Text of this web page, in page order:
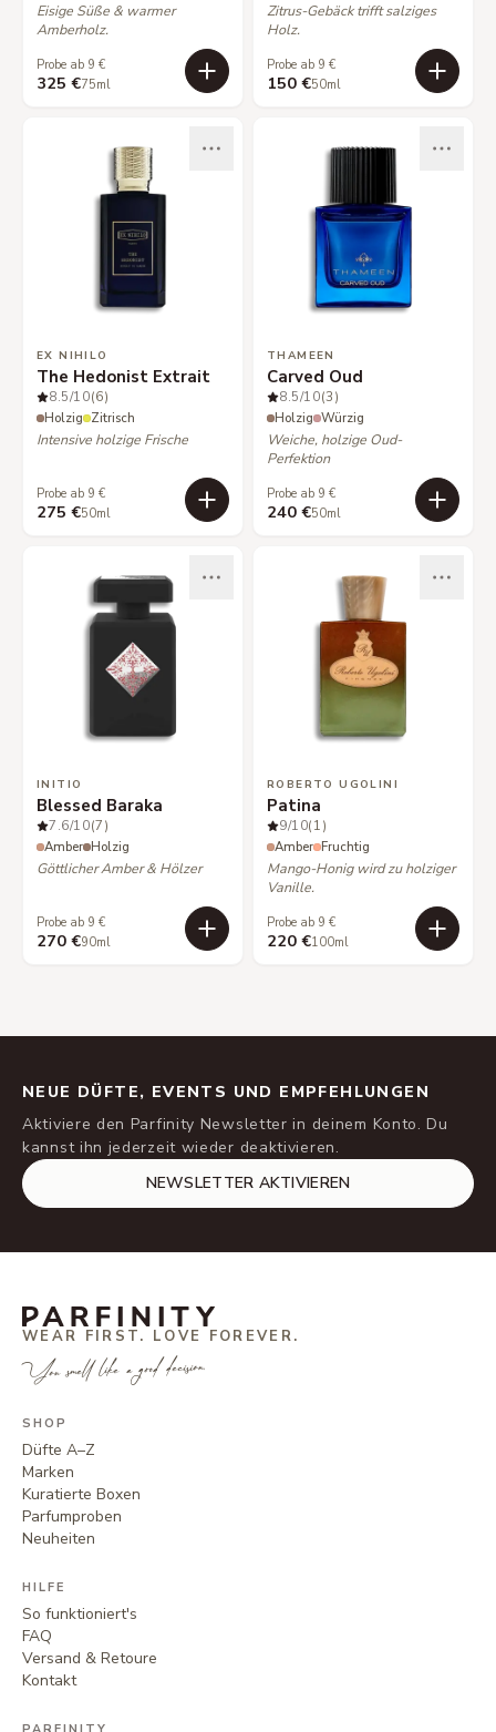
Eisige Süße & warmer
Amberholz.
Probe ab 9 €
325 €75ml
Zitrus-Gebäck trifft salziges
Holz.
Probe ab 9 €
150 €50ml
EX NIHILO
The Hedonist Extrait
8.5/10(6)
Holzig Zitrisch
Intensive holzige Frische
Probe ab 9 €
275 €50ml
THAMEEN
Carved Oud
8.5/10(3)
Holzig Würzig
Weiche, holzige Oud-
Perfektion
Probe ab 9 €
240 €50ml
INITIO
Blessed Baraka
7.6/10(7)
Amber Holzig
Göttlicher Amber & Hölzer
Probe ab 9 €
270 €90ml
ROBERTO UGOLINI
Patina
9/10(1)
Amber Fruchtig
Mango-Honig wird zu holziger
Vanille.
Probe ab 9 €
220 €100ml
NEUE DÜFTE, EVENTS UND EMPFEHLUNGEN
Aktiviere den Parfinity Newsletter in deinem Konto. Du
kannst ihn jederzeit wieder deaktivieren.
NEWSLETTER AKTIVIEREN
WEAR FIRST. LOVE FOREVER.
You smell like a good decision.
SHOP
Düfte A–Z
Marken
Kuratierte Boxen
Parfumproben
Neuheiten
HILFE
So funktioniert's
FAQ
Versand & Retoure
Kontakt